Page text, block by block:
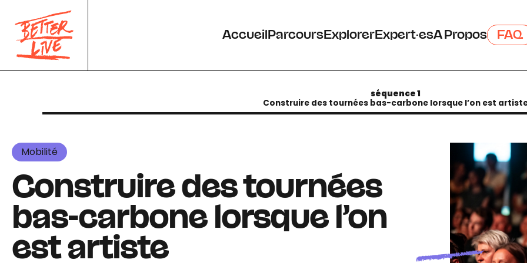
Accueil ParcoursExplorerExpert·esA Propos FAQ
séquence 1
Construire des tournées bas-carbone lorsque l’on est
Mobilité
Construire des tournées
bas-carbone lorsque l’on
est artiste
Panneau de gestion des cookies